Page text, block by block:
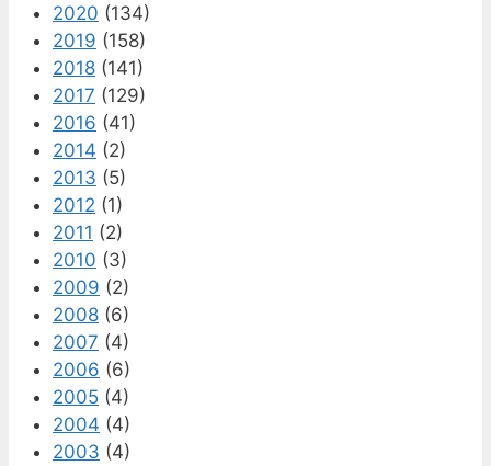
2020 (134)
2019 (158)
2018 (141)
2017 (129)
2016 (41)
2014 (2)
2013 (5)
2012 (1)
2011 (2)
2010 (3)
2009 (2)
2008 (6)
2007 (4)
2006 (6)
2005 (4)
2004 (4)
2003 (4)